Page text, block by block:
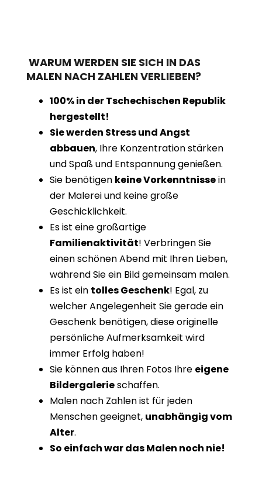
WARUM WERDEN SIE SICH IN DAS
MALEN NACH ZAHLEN VERLIEBEN?
100% in der Tschechischen Republik
hergestellt!
Sie werden Stress und Angst
abbauen, Ihre Konzentration stärken
und Spaß und Entspannung genießen.
Sie benötigen keine Vorkenntnissein
der Malerei und keine große
Geschicklichkeit.
Es ist eine großartige
Familienaktivität! Verbringen Sie
einen schönen Abend mit Ihren Lieben,
während Sie ein Bild gemeinsam malen.
Es ist ein tolles Geschenk! Egal, zu
welcher Angelegenheit Sie gerade ein
Geschenk benötigen, diese originelle
persönliche Aufmerksamkeit wird
immer Erfolg haben!
Sie können aus Ihren Fotos Ihre eigene
Bildergalerieschaffen.
Malen nach Zahlen ist für jeden
Menschen geeignet, unabhängig vom
Alter.
So einfach war das Malen noch nie!